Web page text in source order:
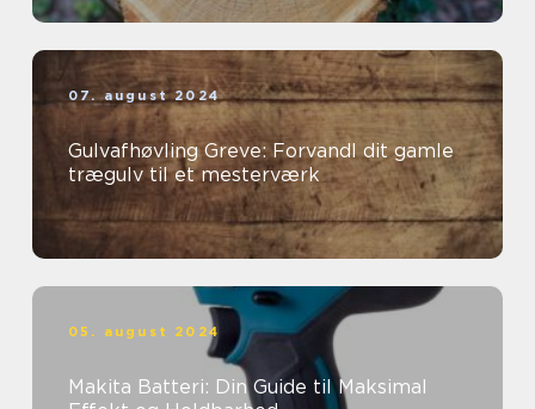
07. august 2024
Gulvafhøvling Greve: Forvandl dit gamle
trægulv til et mesterværk
05. august 2024
Makita Batteri: Din Guide til Maksimal